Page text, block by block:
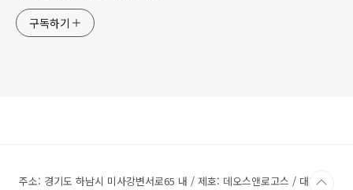
구독하기
주소: 경기도 하남시 미사강변서로65 내 / 제호: 데오스앤로고스 / 대표전